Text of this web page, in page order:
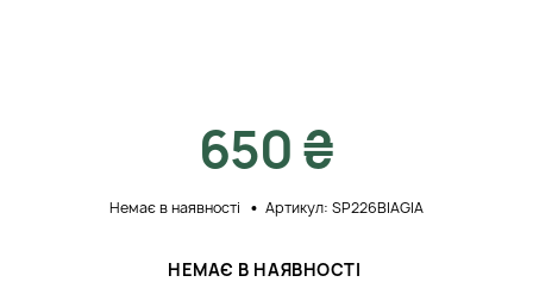
650 ₴
Немає в наявності Артикул: SP226BIAGIA
НЕМАЄ В НАЯВНОСТІ